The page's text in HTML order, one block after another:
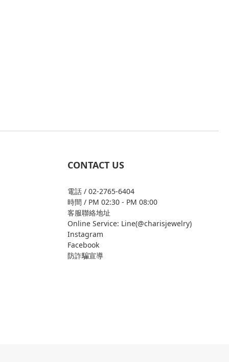
CONTACT US
電話 / 02-2765-6404
時間 / PM 02:30 - PM 08:00
客服聯絡地址
Online Service: Line(@charisjewelry)
Instagram
Facebook
防詐騙宣導